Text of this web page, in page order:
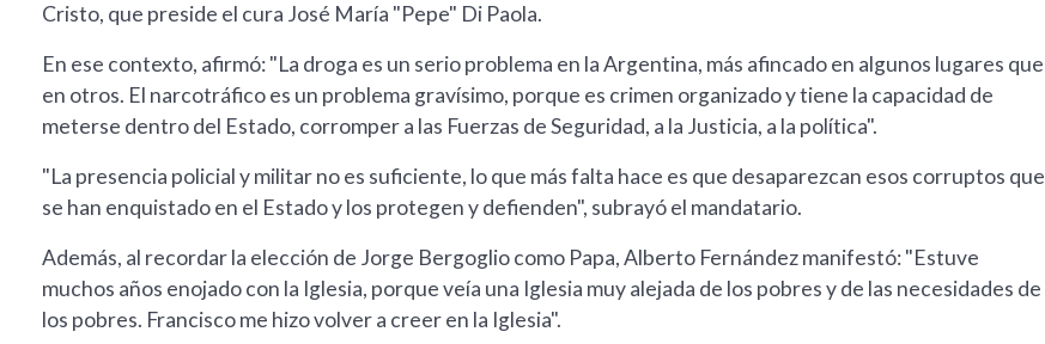
Cristo, que preside el cura José María "Pepe" Di Paola.
En ese contexto, afirmó: "La droga es un serio problema en la Argentina, más afincado en algunos lugares que
en otros. El narcotráfico es un problema gravísimo, porque es crimen organizado y tiene la capacidad de
meterse dentro del Estado, corromper a las Fuerzas de Seguridad, a la Justicia, a la política".
"La presencia policial y militar no es suficiente, lo que más falta hace es que desaparezcan esos corruptos que
se han enquistado en el Estado y los protegen y defienden", subrayó el mandatario.
Además, al recordar la elección de Jorge Bergoglio como Papa, Alberto Fernández manifestó: "Estuve
muchos años enojado con la Iglesia, porque veía una Iglesia muy alejada de los pobres y de las necesidades de
los pobres. Francisco me hizo volver a creer en la Iglesia".